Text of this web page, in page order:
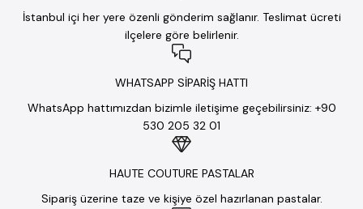
İstanbul içi her yere özenli gönderim sağlanır. Teslimat ücreti
ilçelere göre belirlenir.
WHATSAPP SİPARİŞ HATTI
WhatsApp hattımızdan bizimle iletişime geçebilirsiniz: +90
530 205 32 01
HAUTE COUTURE PASTALAR
Sipariş üzerine taze ve kişiye özel hazırlanan pastalar.